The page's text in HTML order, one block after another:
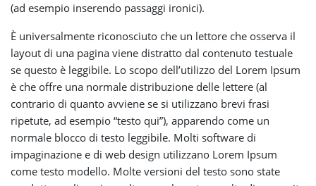
(ad esempio inserendo passaggi ironici).
È universalmente riconosciuto che un lettore che osserva il
layout di una pagina viene distratto dal contenuto testuale
se questo è leggibile. Lo scopo dell’utilizzo del Lorem Ipsum
è che offre una normale distribuzione delle lettere (al
contrario di quanto avviene se si utilizzano brevi frasi
ripetute, ad esempio “testo qui”), apparendo come un
normale blocco di testo leggibile. Molti software di
impaginazione e di web design utilizzano Lorem Ipsum
come testo modello. Molte versioni del testo sono state